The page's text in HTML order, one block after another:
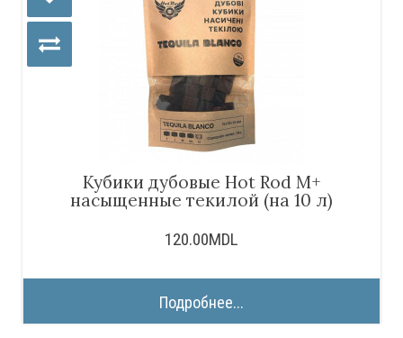
Кубики дубовые Hot Rod M+
насыщенные текилой (на 10 л)
120.00MDL
Подробнее...